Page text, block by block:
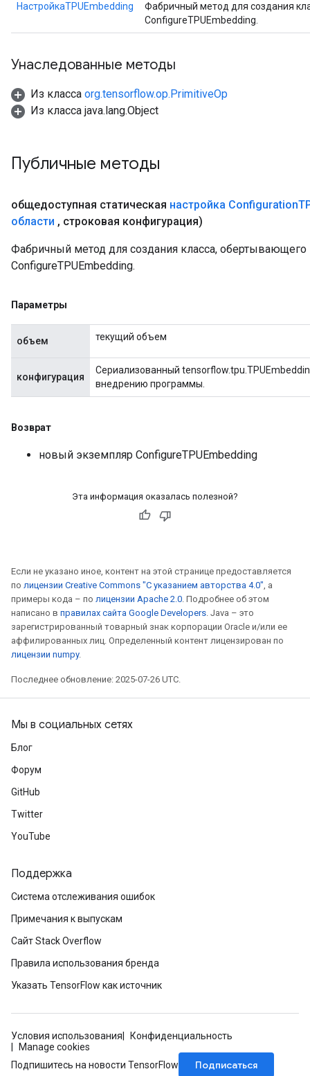
НастройкаTPUEmbedding
Фабричный метод для создания
ConfigureTPUEmbedding.
Унаследованные методы
Из класса org.tensorflow.op.PrimitiveOp
Из класса java.lang.Object
Публичные методы
общедоступная статическая настройка Configuration
области , строковая конфигурация)
Фабричный метод для создания класса,
ConfigureTPUEmbedding.
Параметры
объем текущий объем
конфигурация
Сериализованный
внедрению программы.
Возврат
новый экземпляр ConfigureTPUEmbedding
Эта информация оказалась полезной?
Если не указано иное, контент на этой странице предоставляется
по лицензии Creative Commons "С указанием авторства 4.0", а
примеры кода – по лицензии Apache 2.0. Подробнее об этом
написано в правилах сайта Google Developers. Java – это
зарегистрированный товарный знак корпорации Oracle и/или ее
аффилированных лиц. Определенный контент лицензирован по
лицензии numpy.
Последнее обновление: 2025-07-26 UTC.
Мы в социальных сетях
Блог
Форум
GitHub
Twitter
YouTube
Поддержка
Система отслеживания ошибок
Примечания к выпускам
Сайт Stack Overflow
Правила использования бренда
Указать TensorFlow как источник
Условия использования
Конфиденциальность
Manage cookies
Подпишитесь на новости TensorFlow
Подписаться